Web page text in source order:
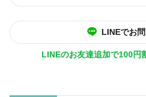
LINEでお
LINEのお友達追加で100円